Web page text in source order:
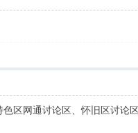
区网通讨论区、怀旧区讨论